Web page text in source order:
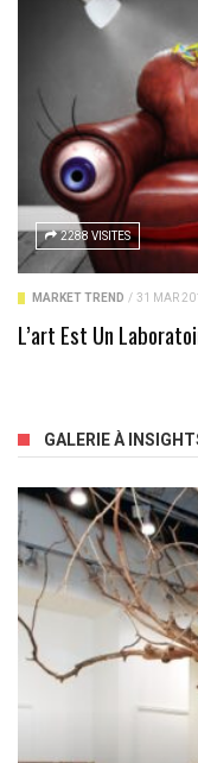
2288 VISITES
MARKET TREND / 31 MAR
L’art Est Un
GALERIE À